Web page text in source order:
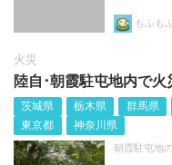
もふも
火災
陸自･朝霞駐屯地内で火
茨城県 栃木県 群馬県
東京都
神奈川県
朝霞駐屯地